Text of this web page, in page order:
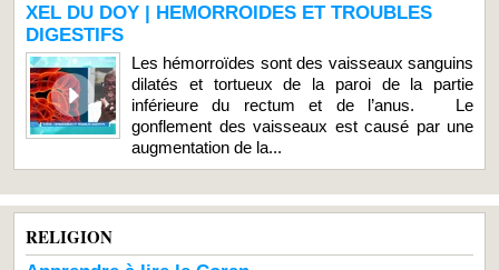
XEL DU DOY | HEMORROIDES ET TROUBLES
DIGESTIFS
Les hémorroïdes sont des vaisseaux sanguins
dilatés et tortueux de la paroi de la partie
inférieure du rectum et de l’anus. Le
gonflement des vaisseaux est causé par une
augmentation de la...
RELIGION